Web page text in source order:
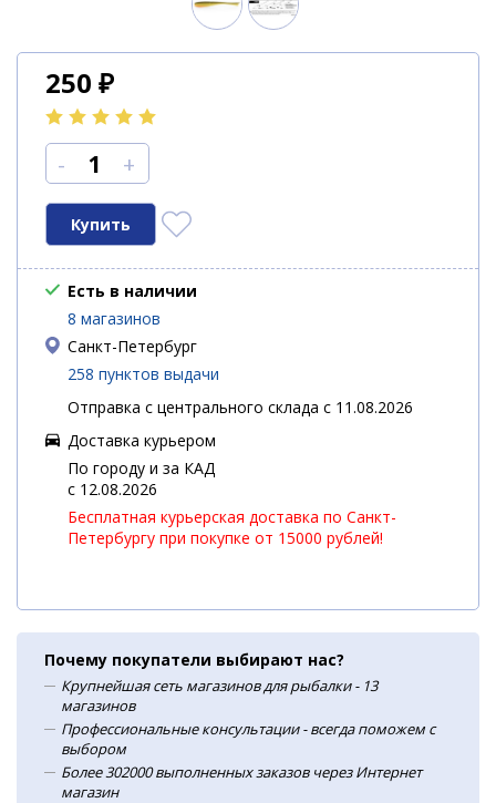
250 ₽
- +
Есть в наличии
8 магазинов
Санкт-Петербург
258 пунктов выдачи
Отправка с центрального склада с 11.08.2026
Доставка курьером
По городу и за КАД
c 12.08.2026
Бесплатная курьерская доставка по Санкт-
Петербургу при покупке от 15000 рублей!
Почему покупатели выбирают нас?
Крупнейшая сеть магазинов для рыбалки - 13
магазинов
Профессиональные консультации - всегда поможем с
выбором
Более 302000 выполненных заказов через Интернет
магазин